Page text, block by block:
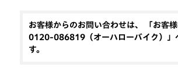
お客様からのお問い合わせは、 「お客
0120-086819（オーハローバイク）」
す。